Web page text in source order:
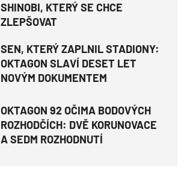
SHINOBI, KTERÝ SE CHCE
ZLEPŠOVAT
SEN, KTERÝ ZAPLNIL STADIONY:
OKTAGON SLAVÍ DESET LET
NOVÝM DOKUMENTEM
OKTAGON 92 OČIMA BODOVÝCH
ROZHODČÍCH: DVĚ KORUNOVACE
A SEDM ROZHODNUTÍ